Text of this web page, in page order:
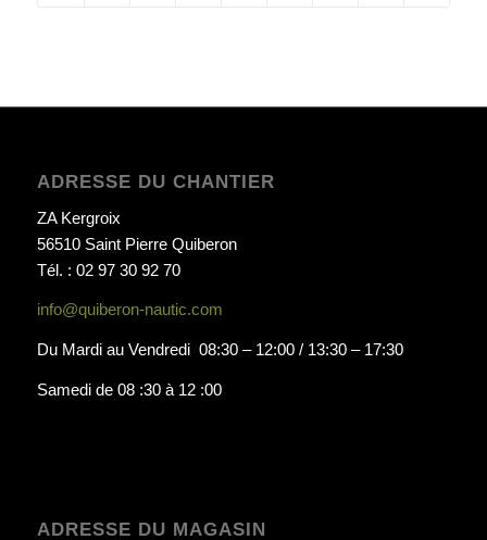
ADRESSE DU CHANTIER
ZA Kergroix
56510 Saint Pierre Quiberon
Tél. : 02 97 30 92 70
info@quiberon-nautic.com
Du Mardi au Vendredi 08:30 – 12:00 / 13:30 – 17:30
Samedi de 08 :30 à 12 :00
ADRESSE DU MAGASIN